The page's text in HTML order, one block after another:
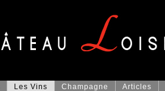
Les Vins Champagne Articles